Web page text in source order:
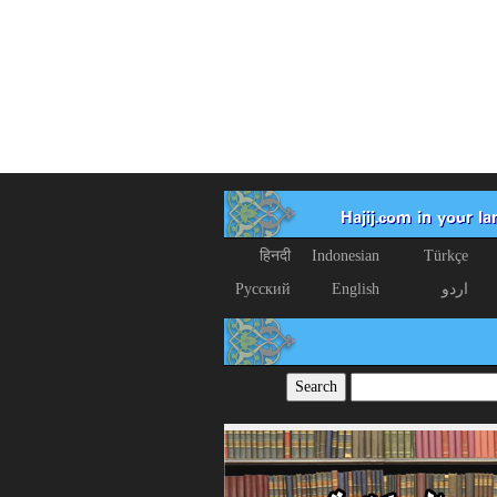
Hajij.com in your
Türkçe
Indonesian
हिनदी
اردو
English
Русский